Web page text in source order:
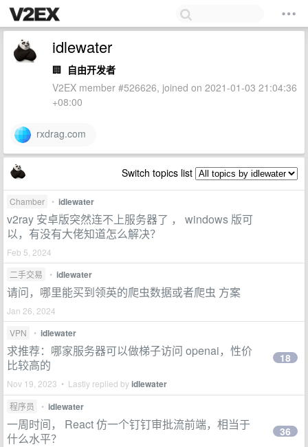
idlewater
🏢 自由开发者
V2EX member #526626, joined on 2021-01-03 21:04:36
+08:00
rxdrag.com
Switch topics list
Chamber • idlewater
v2ray 安卓版突然连不上服务器了 ， windows 版可
以，有没有大佬知道怎么解决？
Feb 5, 2024
二手交易
• idlewater
请问，哪里能买到领英的爬虫数据或者爬虫 方案
Jan 26, 2024
VPN
• idlewater
求推荐：哪家服务器可以做梯子访问 openai，性价
比较高的
Nov 19, 2023 • Lastly replied byidlewater
18
程序员 • idlewater
一周时间， React 仿一个钉钉审批流前端，相当于
什么水平？
36